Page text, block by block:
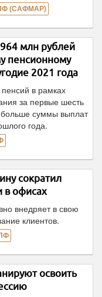
(САФМАР)
млн рублей
пенсионному
2021 года
в рамках
за первые шесть
больше суммы выплат
года.
сократил
в офисах
внедряет в свою
клиентов.
освоить